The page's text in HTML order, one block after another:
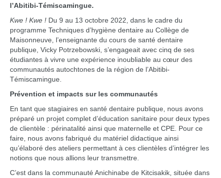
l’Abitibi-Témiscamingue.
Kwe ! Kwe ! Du 9 au 13 octobre 2022, dans le cadre du
programme Techniques d’hygiène dentaire au Collège de
Maisonneuve, l’enseignante du cours de santé dentaire
publique, Vicky Potrzebowski, s’engageait avec cinq de ses
étudiantes à vivre une expérience inoubliable au cœur des
communautés autochtones de la région de l’Abitibi-
Témiscamingue.
Prévention et impacts sur les communautés
En tant que stagiaires en santé dentaire publique, nous avons
préparé un projet complet d’éducation sanitaire pour deux types
de clientèle : périnatalité ainsi que maternelle et CPE. Pour ce
faire, nous avons fabriqué du matériel didactique ainsi
qu’élaboré des ateliers permettant à ces clientèles d’intégrer les
notions que nous allions leur transmettre.
C’est dans la communauté Anichinabe de Kitcisakik, située dans